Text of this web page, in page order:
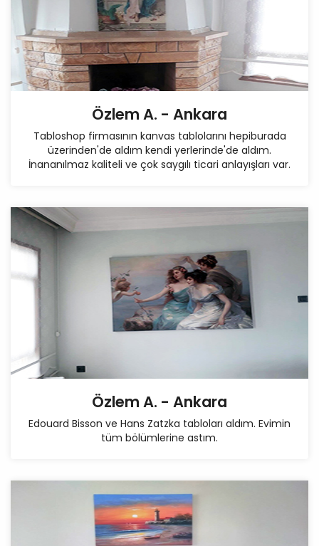
Özlem A. - Ankara
Tabloshop firmasının kanvas tablolarını hepiburada
üzerinden'de aldım kendi yerlerinde'de aldım.
İnananılmaz kaliteli ve çok saygılı ticari anlayışları var.
Özlem A. - Ankara
Edouard Bisson ve Hans Zatzka tabloları aldım. Evimin
tüm bölümlerine astım.